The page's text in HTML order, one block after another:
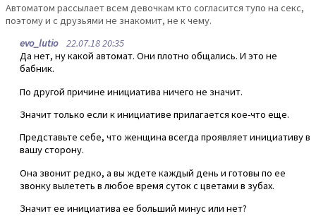
Автоматом рассылает всем девочкам кто согласится тупо на секс,
поэтому и с друзьями не знакомит, не к чему.
evo_lutio22.07.18 20:35
Да нет, ну какой автомат. Они плотно общались. И это не
бабник.
По другой причине инициатива ничего не значит.
Значит только если к инициативе прилагается кое-что еще.
Представьте себе, что женщина всегда проявляет инициативу в
вашу сторону.
Она звонит редко, а вы ждете каждый день и готовы по ее
звонку вылететь в любое время суток с цветами в зубах.
Значит ее инициатива ее больший минус или нет?